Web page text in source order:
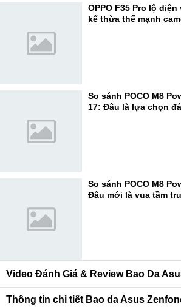
OPPO F35 Pro lộ
kế thừa thế mạnh
So sánh POCO M8
17: Đâu là lựa chọn
So sánh POCO M8
Đâu mới là vua tầm
Video Đánh Giá & Review Bao Da
Thông tin chi tiết Bao da Asus